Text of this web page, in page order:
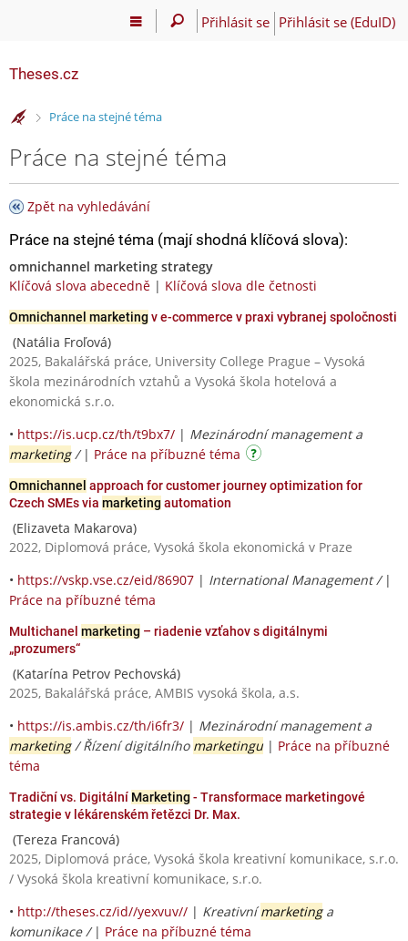
Přihlásit se Přihlásit se (EduID)
Theses.cz
>Práce na stejné téma
Práce na stejné téma
Zpět na vyhledávání
Práce na stejné téma (mají shodná klíčová slova):
omnichannel marketing strategy
Klíčová slova abecedně | Klíčová slova dle četnosti
Omnichannel marketing v e-commerce v praxi vybranej spoločnosti
(Natália Froľová)
2025, Bakalářská práce, University College Prague – Vysoká
škola mezinárodních vztahů a Vysoká škola hotelová a
ekonomická s.r.o.
• https://is.ucp.cz/th/t9bx7/ | Mezinárodní management a
marketing/ | Práce na příbuzné téma
Omnichannel approach for customer journey optimization for
Czech SMEs via marketing automation
(Elizaveta Makarova)
2022, Diplomová práce, Vysoká škola ekonomická v Praze
• https://vskp.vse.cz/eid/86907 | International Management / |
Práce na příbuzné téma
Multichanel marketing – riadenie vzťahov s digitálnymi
„prozumers“
(Katarína Petrov Pechovská)
2025, Bakalářská práce, AMBIS vysoká škola, a.s.
• https://is.ambis.cz/th/i6fr3/ | Mezinárodní management a
marketing/ Řízení digitálního marketingu| Práce na příbuzné
téma
Tradiční vs. Digitální Marketing - Transformace marketingové
strategie v lékárenském řetězci Dr. Max.
(Tereza Francová)
2025, Diplomová práce, Vysoká škola kreativní komunikace, s.r.o.
/ Vysoká škola kreativní komunikace, s.r.o.
• http://theses.cz/id//yexvuv// | Kreativnímarketinga
komunikace / | Práce na příbuzné téma